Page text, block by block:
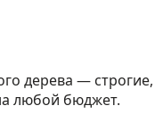
дерева — строгие,
любой бюджет.